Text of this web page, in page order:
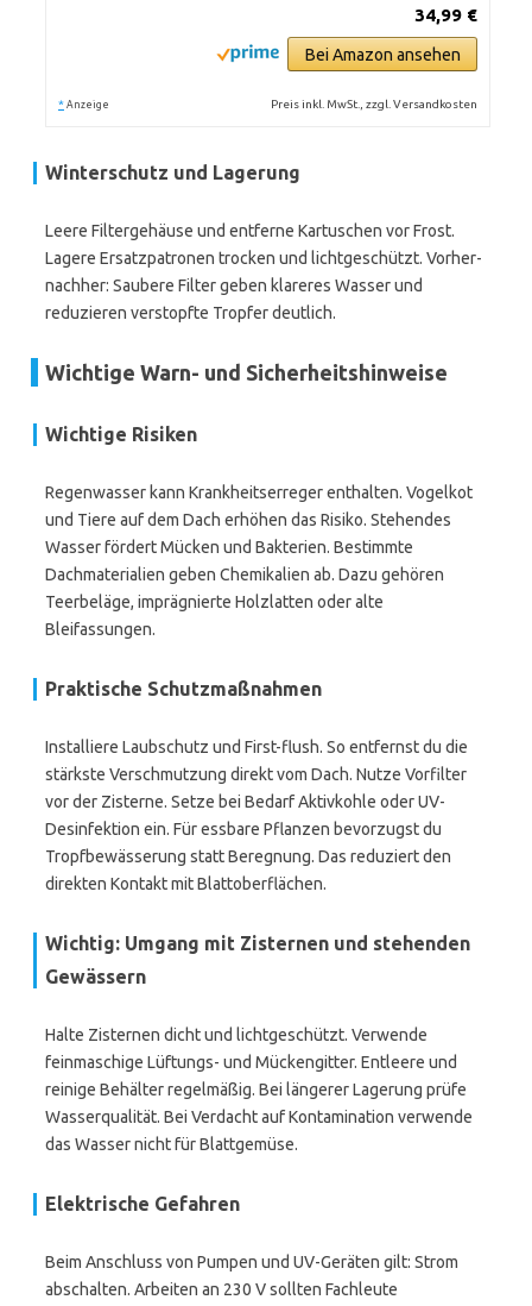
34,99 €
Bei Amazon ansehen
* Anzeige Preis inkl. MwSt., zzgl. Versandkosten
Winterschutz und Lagerung
Leere Filtergehäuse und entferne Kartuschen vor Frost.
Lagere Ersatzpatronen trocken und lichtgeschützt. Vorher-
nachher: Saubere Filter geben klareres Wasser und
reduzieren verstopfte Tropfer deutlich.
Wichtige Warn- und Sicherheitshinweise
Wichtige Risiken
Regenwasser kann Krankheitserreger enthalten. Vogelkot
und Tiere auf dem Dach erhöhen das Risiko. Stehendes
Wasser fördert Mücken und Bakterien. Bestimmte
Dachmaterialien geben Chemikalien ab. Dazu gehören
Teerbeläge, imprägnierte Holzlatten oder alte
Bleifassungen.
Praktische Schutzmaßnahmen
Installiere Laubschutz und First-flush. So entfernst du die
stärkste Verschmutzung direkt vom Dach. Nutze Vorfilter
vor der Zisterne. Setze bei Bedarf Aktivkohle oder UV-
Desinfektion ein. Für essbare Pflanzen bevorzugst du
Tropfbewässerung statt Beregnung. Das reduziert den
direkten Kontakt mit Blattoberflächen.
Wichtig: Umgang mit Zisternen und stehenden
Gewässern
Halte Zisternen dicht und lichtgeschützt. Verwende
feinmaschige Lüftungs- und Mückengitter. Entleere und
reinige Behälter regelmäßig. Bei längerer Lagerung prüfe
Wasserqualität. Bei Verdacht auf Kontamination verwende
das Wasser nicht für Blattgemüse.
Elektrische Gefahren
Beim Anschluss von Pumpen und UV-Geräten gilt: Strom
abschalten. Arbeiten an 230 V sollten Fachleute